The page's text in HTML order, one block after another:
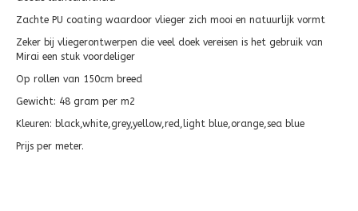
Zachte PU coating waardoor vlieger zich mooi en natuurlijk vormt
Zeker bij vliegerontwerpen die veel doek vereisen is het gebruik van
Mirai een stuk voordeliger
Op rollen van 150cm breed
Gewicht: 48 gram per m2
Kleuren: black,white,grey,yellow,red,light blue,orange,sea blue
Prijs per meter.